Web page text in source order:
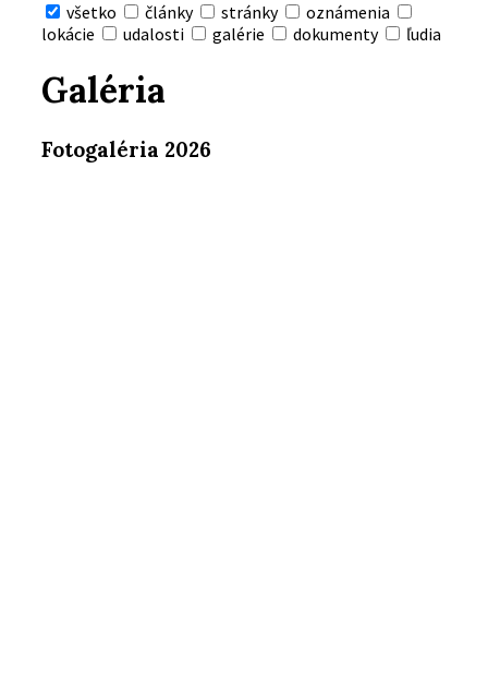
všetko
články stránky
oznámenia
lokácie
udalosti galérie dokumenty ľudia
vyhľadávanie
Galéria
Fotogaléria 2026